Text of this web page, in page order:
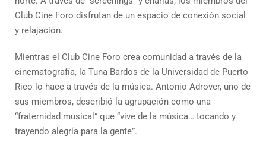
Club Cine Foro disfrutan de un espacio de conexión social
y relajación.
Mientras el Club Cine Foro crea comunidad a través de la
cinematografía, la Tuna Bardos de la Universidad de Puerto
Rico lo hace a través de la música. Antonio Adrover, uno de
sus miembros, describió la agrupación como una
“fraternidad musical” que “vive de la música… tocando y
trayendo alegría para la gente”.